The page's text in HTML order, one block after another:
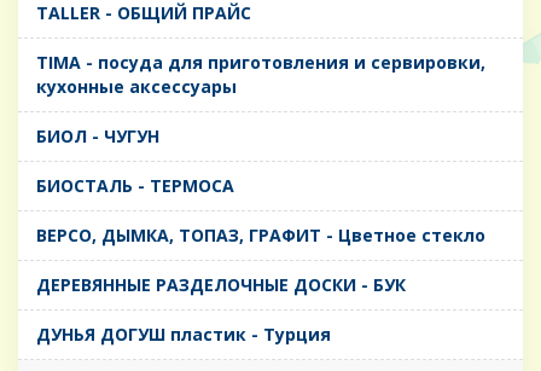
TALLER - ОБЩИЙ ПРАЙС
TIMA - посуда для приготовления и сервировки,
кухонные аксессуары
БИОЛ - ЧУГУН
БИОСТАЛЬ - ТЕРМОСА
ВЕРСО, ДЫМКА, ТОПАЗ, ГРАФИТ - Цветное стекло
ДЕРЕВЯННЫЕ РАЗДЕЛОЧНЫЕ ДОСКИ - БУК
ДУНЬЯ ДОГУШ пластик - Турция